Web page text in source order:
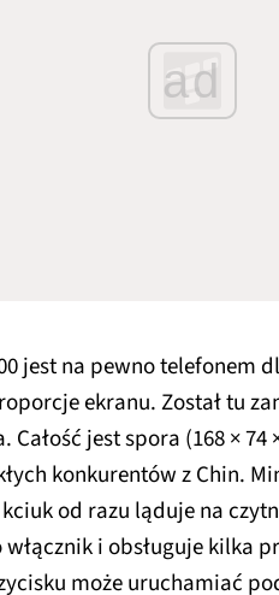
ad
jest na pewno telefonem
ekranu. Został tu
Całość jest spora (168 ×
konkurentów z Chin.
od razu ląduje na
włącznik i obsługuje kilka
może uruchamiać